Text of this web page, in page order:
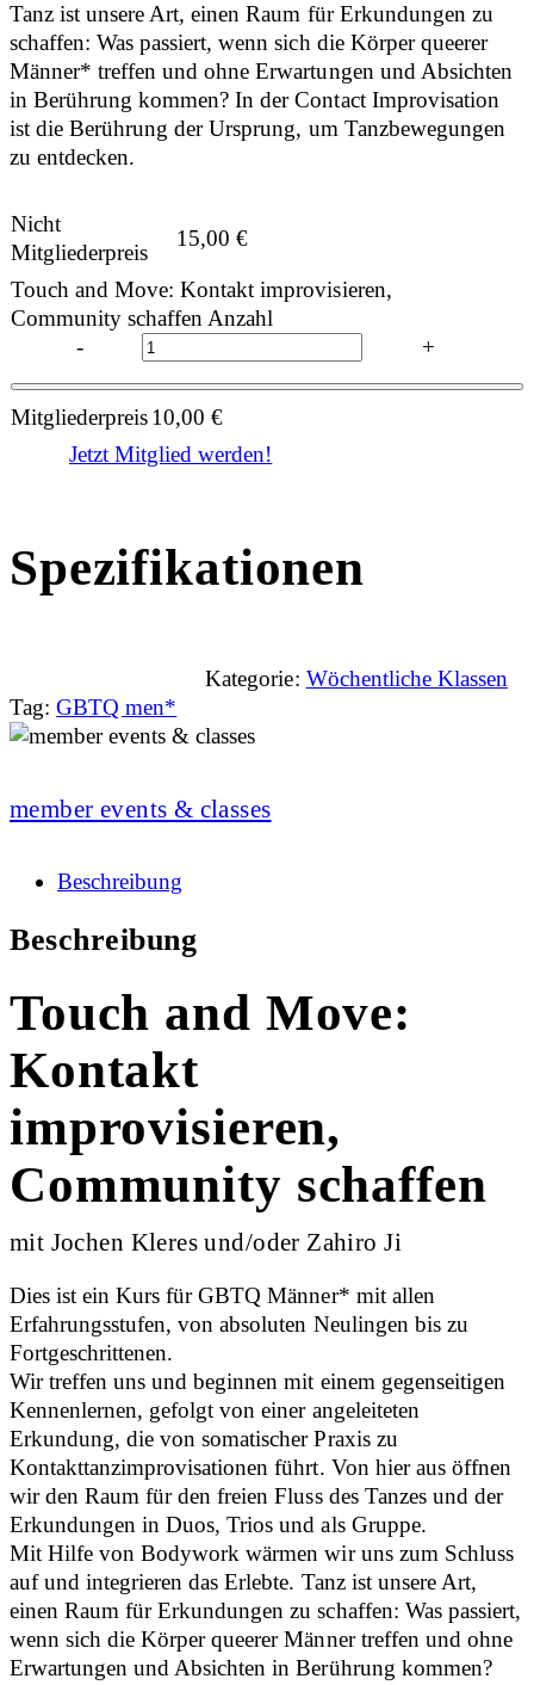
Tanz ist unsere Art, einen Raum für Erkundungen zu
schaffen: Was passiert, wenn sich die Körper queerer
Männer* treffen und ohne Erwartungen und Absichten
in Berührung kommen? In der Contact Improvisation
ist die Berührung der Ursprung, um Tanzbewegungen
zu entdecken.
Nicht
Mitgliederpreis
15,00€
Touch and Move: Kontakt improvisieren,
Community schaffen Anzahl
-
+
Mitgliederpreis10,00€
Jetzt Mitglied werden!
Spezifikationen
Kategorie: Wöchentliche Klassen
Tag: GBTQ men*
member events & classes
Beschreibung
Beschreibung
Touch and Move:
Kontakt
improvisieren,
Community schaffen
mit Jochen Kleres und/oder Zahiro Ji
Dies ist ein Kurs für GBTQ Männer* mit allen
Erfahrungsstufen, von absoluten Neulingen bis zu
Fortgeschrittenen.
Wir treffen uns und beginnen mit einem gegenseitigen
Kennenlernen, gefolgt von einer angeleiteten
Erkundung, die von somatischer Praxis zu
Kontakttanzimprovisationen führt. Von hier aus öffnen
wir den Raum für den freien Fluss des Tanzes und der
Erkundungen in Duos, Trios und als Gruppe.
Mit Hilfe von Bodywork wärmen wir uns zum Schluss
auf und integrieren das Erlebte. Tanz ist unsere Art,
einen Raum für Erkundungen zu schaffen: Was passiert,
wenn sich die Körper queerer Männer treffen und ohne
Erwartungen und Absichten in Berührung kommen?